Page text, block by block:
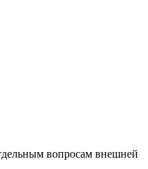
вопросам внешней